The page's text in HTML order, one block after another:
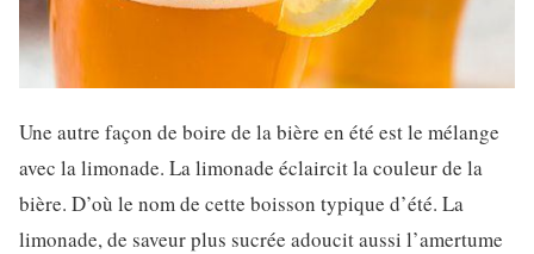
Une autre façon de boire de la bière en été est le mélange
avec la limonade. La limonade éclaircit la couleur de la
bière. D’où le nom de cette boisson typique d’été. La
limonade, de saveur plus sucrée adoucit aussi l’amertume